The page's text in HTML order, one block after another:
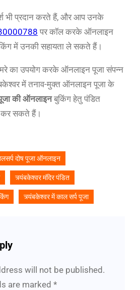
भी प्रदान करते हैं, और आप उनके
पर कॉल करके ऑनलाइन
में उनकी सहायता ले सकते हैं।
का उपयोग करके ऑनलाइन पूजा संपन्न
में तनाव-मुक्त ऑनलाइन पूजा के
की ऑनलाइनबुकिंग हेतु पंडित
कर सकते हैं।
दोष पूजा ऑनलाइन
त्र्यंबकेश्वर मंदिर पंडित
त्र्यंबकेश्वर में काल सर्प पूजा
will not be published.
are marked *